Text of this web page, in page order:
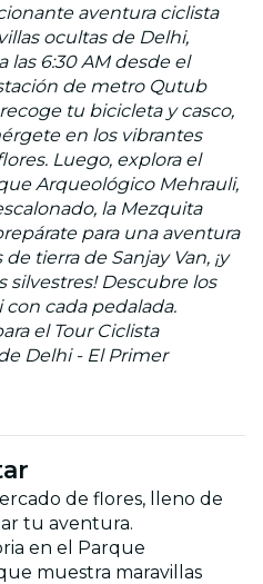
aventura ciclista
ocultas de Delhi,
6:30 AM desde el
de metro Qutub
tu bicicleta y casco,
en los vibrantes
Luego, explora el
Arqueológico Mehrauli,
la Mezquita
para una aventura
tierra de Sanjay Van, ¡y
silvestres! Descubre los
cada pedalada.
el Tour Ciclista
Delhi - El Primer
de flores, lleno de
tu aventura.
en el Parque
muestra maravillas